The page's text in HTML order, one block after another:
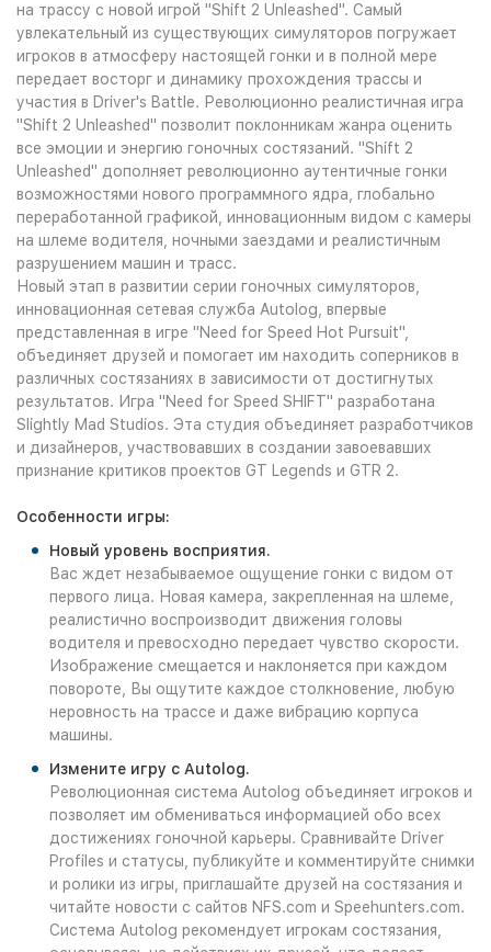
на трассу с новой игрой "Shift 2 Unleashed". Самый
увлекательный из существующих симуляторов погружает
игроков в атмосферу настоящей гонки и в полной мере
передает восторг и динамику прохождения трассы и
участия в Driver's Battle. Революционно реалистичная игра
"Shift 2 Unleashed" позволит поклонникам жанра оценить
все эмоции и энергию гоночных состязаний. "Shift 2
Unleashed" дополняет революционно аутентичные гонки
возможностями нового программного ядра, глобально
переработанной графикой, инновационным видом с камеры
на шлеме водителя, ночными заездами и реалистичным
разрушением машин и трасс.
Новый этап в развитии серии гоночных симуляторов,
инновационная сетевая служба Autolog, впервые
представленная в игре "Need for Speed Hot Pursuit",
объединяет друзей и помогает им находить соперников в
различных состязаниях в зависимости от достигнутых
результатов. Игра "Need for Speed SHIFT" разработана
Slightly Mad Studios. Эта студия объединяет разработчиков
и дизайнеров, участвовавших в создании завоевавших
признание критиков проектов GT Legends и GTR 2.
Особенности игры:
Новый уровень восприятия.
Вас ждет незабываемое ощущение гонки с видом от
первого лица. Новая камера, закрепленная на шлеме,
реалистично воспроизводит движения головы
водителя и превосходно передает чувство скорости.
Изображение смещается и наклоняется при каждом
повороте, Вы ощутите каждое столкновение, любую
неровность на трассе и даже вибрацию корпуса
машины.
Измените игру с Autolog.
Революционная система Autolog объединяет игроков и
позволяет им обмениваться информацией обо всех
достижениях гоночной карьеры. Сравнивайте Driver
Profiles и статусы, публикуйте и комментируйте снимки
и ролики из игры, приглашайте друзей на состязания и
читайте новости с сайтов NFS.com и Speehunters.com.
Система Autolog рекомендует игрокам состязания,